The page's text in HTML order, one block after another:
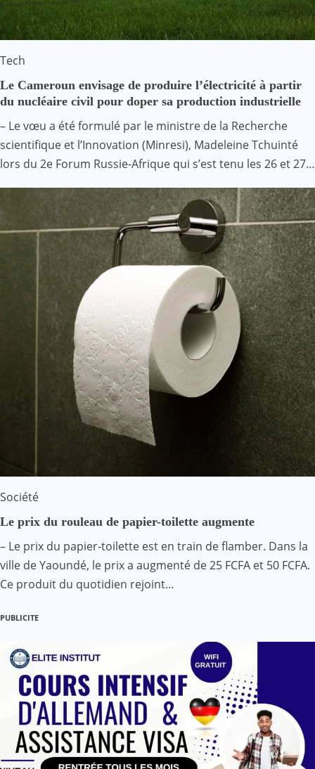
Tech
Le Cameroun envisage de produire l’électricité à partir
du nucléaire civil pour doper sa production industrielle
– Le vœu a été formulé par le ministre de la Recherche
scientifique et l’Innovation (Minresi), Madeleine Tchuinté
lors du 2e Forum Russie-Afrique qui s’est tenu les 26 et 27…
Société
Le prix du rouleau de papier-toilette augmente
– Le prix du papier-toilette est en train de flamber. Dans la
ville de Yaoundé, le prix a augmenté de 25 FCFA et 50 FCFA.
Ce produit du quotidien rejoint…
PUBLICITE